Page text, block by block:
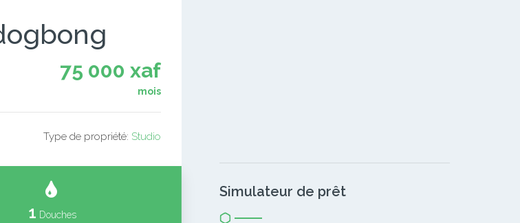
75 000 xaf
mois
Type de propriété: Studio
1 Douches
Simulateur de prêt